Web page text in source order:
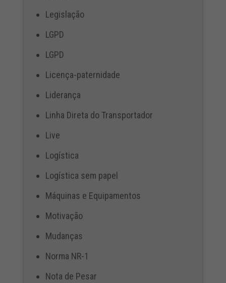
Legislação
LGPD
LGPD
Licença-paternidade
Liderança
Linha Direta do Transportador
Live
Logística
Logística sem papel
Máquinas e Equipamentos
Motivação
Mudanças
Norma NR-1
Nota de Pesar